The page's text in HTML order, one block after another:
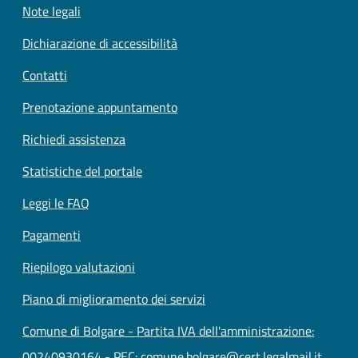
Note legali
Dichiarazione di accessibilità
Contatti
Prenotazione appuntamento
Richiedi assistenza
Statistiche del portale
Leggi le FAQ
Pagamenti
Riepilogo valutazioni
Piano di miglioramento dei servizi
Comune di Bolgare - Partita IVA dell'amministrazione: